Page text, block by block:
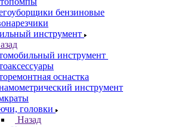
бензиновые
инструмент
инструмент
оснастка
инструмент
головки
Назад